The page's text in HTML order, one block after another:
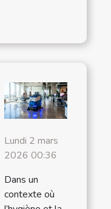
Lundi 2 mars
2026 00:36
Dans un
contexte où